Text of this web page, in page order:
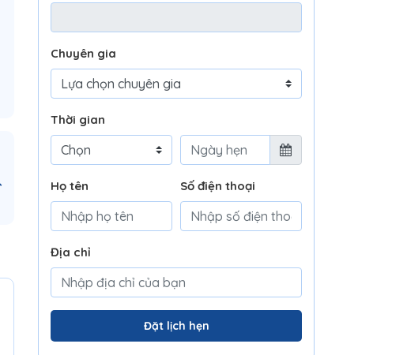
Chuyên gia
Thời gian
Họ tên Số điện thoại
Địa chỉ
Đặt lịch hẹn